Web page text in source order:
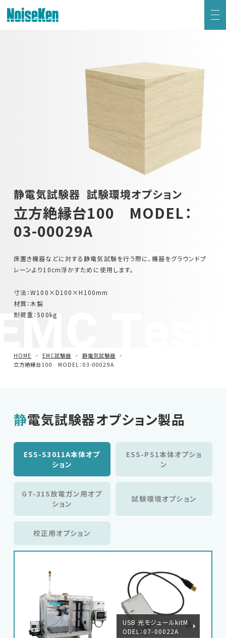
静電気試験器 試験環境オプション
立方絶縁台100 MODEL：
03-00029A
床置き機器などに対する静電気試験を行う際に、機器をグラウンドプ
レーンより10cm浮かすために使用します。
寸法：W100×D100×H100mm
材質：木製
耐荷重：500kg
HOME EMC試験器
静電気試験器
立方絶縁台100 MODEL：03-00029A
静電気試験器オプション製品
ESS-S3011A本体オプ
ション
USB 光モジュールkitM
ODEL：07-00022A
ESS-PS1本体オプショ
ン
GT-31S放電ガン用オプ
ション
試験環境オプション
校正用オプション
方形波インパルスノイズ試験器
ファスト・トランジェント/バースト試験器
電源電圧変動試験器・その他試験器
減衰振動波試験器